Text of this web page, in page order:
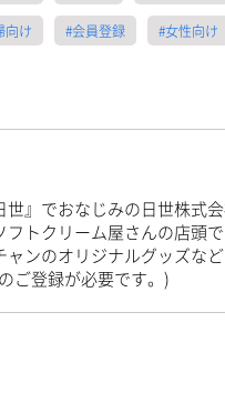
向け #会員登録 #女性向け
世』でおなじみの日世株式
フトクリーム屋さんの店頭
ャンのオリジナルグッズな
ご登録が必要です。)